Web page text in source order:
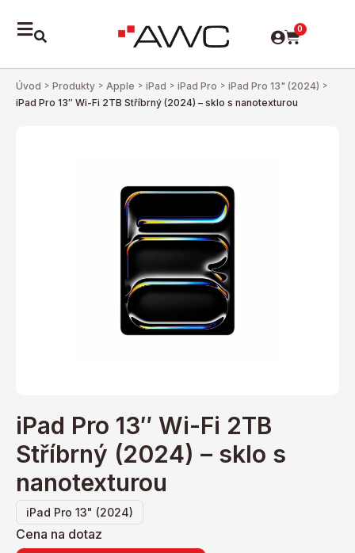
0
Úvod > Produkty > Apple > iPad > iPad Pro > iPad Pro 13" (2024) >
iPad Pro 13″ Wi-Fi 2TB Stříbrný (2024) – sklo s nanotexturou
iPad Pro 13" (2024)
iPad Pro 13″ Wi-Fi 2TB
Stříbrný (2024) – sklo s
nanotexturou
Cena na dotaz